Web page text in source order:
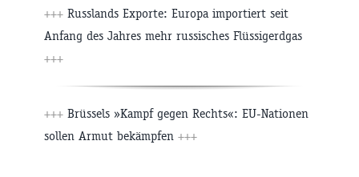
+++ Russlands Exporte: Europa importiert seit
Anfang des Jahres mehr russisches Flüssigerdgas
+++
+++ Brüssels »Kampf gegen Rechts«: EU-Nationen
sollen Armut bekämpfen +++